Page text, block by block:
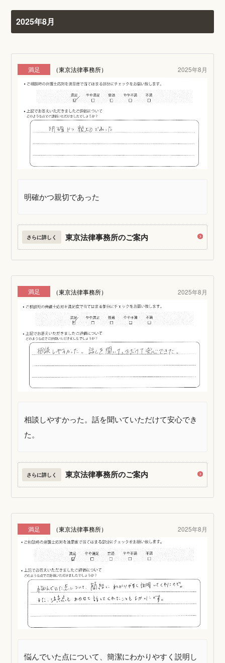
2025年8月
満足 （東京法律事務所） 2025年8月
明確かつ親切であった
さらに詳しく 東京法律事務所のご案内
満足 （東京法律事務所） 2025年8月
相談しやすかった。話を聞いていただけて安心でき
た。
さらに詳しく 東京法律事務所のご案内
満足 （東京法律事務所） 2025年8月
悩んでいた点について、簡潔にわかりやすく説明し